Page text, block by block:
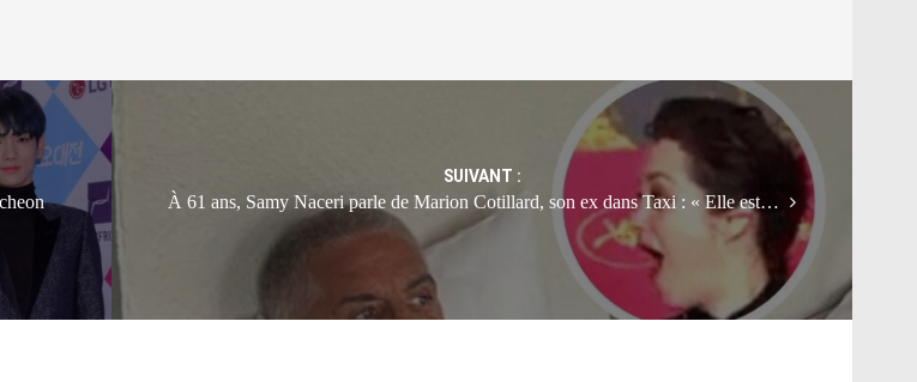
SUIVANT :
À 61 ans, Samy Naceri parle de Marion Cotillard, son ex dans Taxi : « Elle est…